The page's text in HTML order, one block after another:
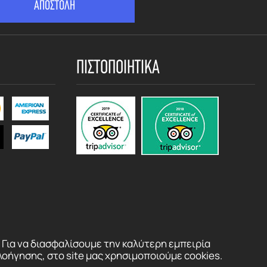
Για να διασφαλίσουμε την καλύτερη εμπειρία
στο site μας χρησιμοποιούμε cookies.
ΠΙΣΤΟΠΟΙΗΤΙΚΑ